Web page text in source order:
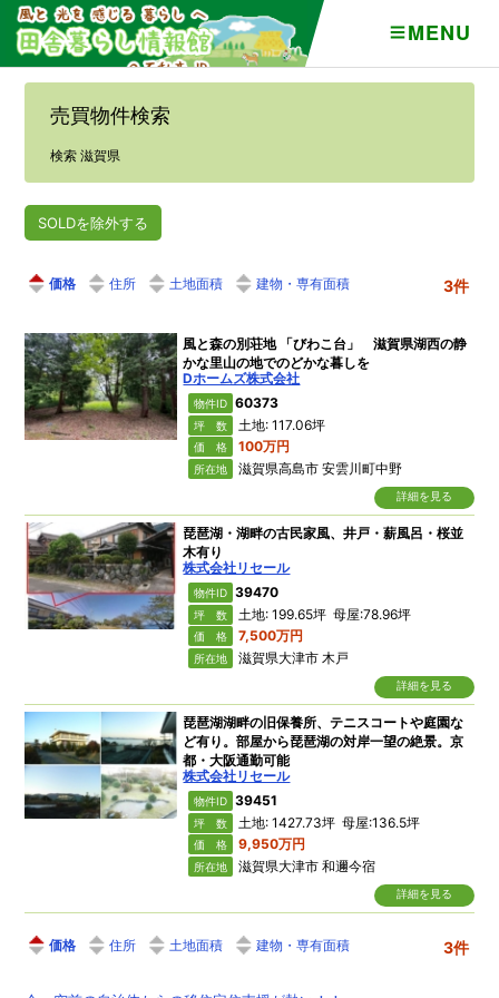
MENU
売買物件検索
検索 滋賀県
SOLDを除外する
価格 住所 土地面積 建物・専有面積 3件
風と森の別荘地 「びわこ台」 滋賀県湖西の静
かな里山の地でのどかな暮しを
Dホームズ株式会社
物件ID 60373
坪 数 土地: 117.06坪
価 格 100万円
所在地 滋賀県高島市 安雲川町中野
詳細を見る
琵琶湖・湖畔の古民家風、井戸・薪風呂・桜並
木有り
株式会社リセール
物件ID 39470
坪 数 土地: 199.65坪 母屋:78.96坪
価 格 7,500万円
所在地 滋賀県大津市 木戸
詳細を見る
琵琶湖湖畔の旧保養所、テニスコートや庭園な
ど有り。部屋から琵琶湖の対岸一望の絶景。京
都・大阪通勤可能
株式会社リセール
物件ID 39451
坪 数 土地: 1427.73坪 母屋:136.5坪
価 格 9,950万円
所在地 滋賀県大津市 和邇今宿
詳細を見る
価格 住所 土地面積 建物・専有面積 3件